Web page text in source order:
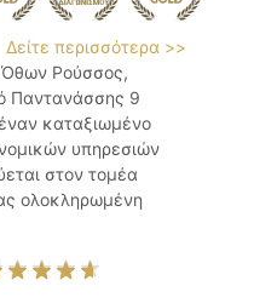
Δείτε περισσότερα >>
Όθων Ρούσσος,
Παντανάσσης 9
καταξιωμένο
υπηρεσιών
στον τομέα
ολοκληρωμένη